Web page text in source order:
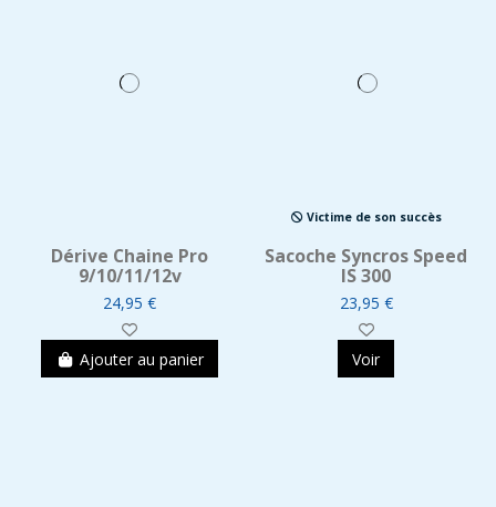
Dérive Chaine Pro
9/10/11/12v
24,95 €
Ajouter au panier
Victime de son succès
Sacoche Syncros Speed
IS 300
23,95 €
Voir